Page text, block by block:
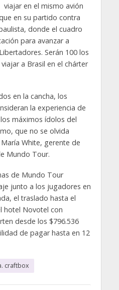
en el mismo avión
en su partido contra
donde el cuadro
para avanzar a
Serán 100 los
a Brasil en el chárter
en la cancha, los
la experiencia de
máximos ídolos del
que no se olvida
White, gerente de
Mundo Tour.
de Mundo Tour
junto a los jugadores en
el traslado hasta el
hotel Novotel con
desde los $796.536
de pagar hasta en 12
craftbox